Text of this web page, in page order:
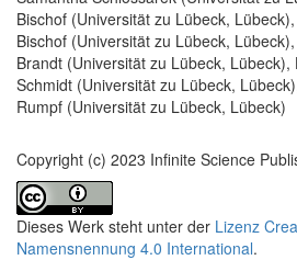
Bischof (Universität zu Lübeck,
Bischof (Universität zu Lübeck,
Brandt (Universität zu Lübeck, Lübeck),
Schmidt (Universität zu Lübeck,
Rumpf (Universität zu Lübeck, Lübeck)
Copyright (c) 2023 Infinite Science
Dieses Werk steht unter der Lizenz
Namensnennung 4.0 International.